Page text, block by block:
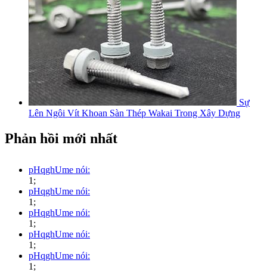
Sự
Lên Ngôi Vít Khoan Sàn Thép Wakai Trong Xây Dựng
Phản hồi mới nhất
pHqghUme nói:
1;
pHqghUme nói:
1;
pHqghUme nói:
1;
pHqghUme nói:
1;
pHqghUme nói:
1;